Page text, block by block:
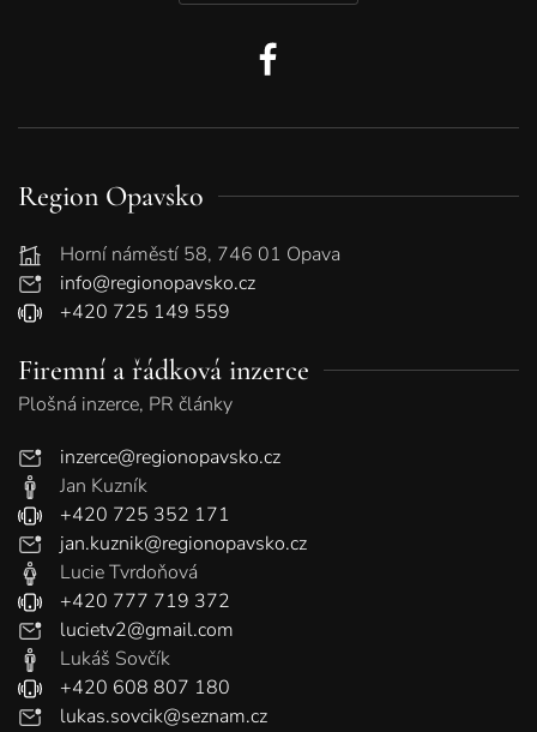
Region Opavsko
Horní náměstí 58, 746 01 Opava
info@regionopavsko.cz
+420 725 149 559
Firemní a řádková inzerce
Plošná inzerce, PR články
inzerce@regionopavsko.cz
Jan Kuzník
+420 725 352 171
jan.kuznik@regionopavsko.cz
Lucie Tvrdoňová
+420 777 719 372
lucietv2@gmail.com
Lukáš Sovčík
+420 608 807 180
lukas.sovcik@seznam.cz